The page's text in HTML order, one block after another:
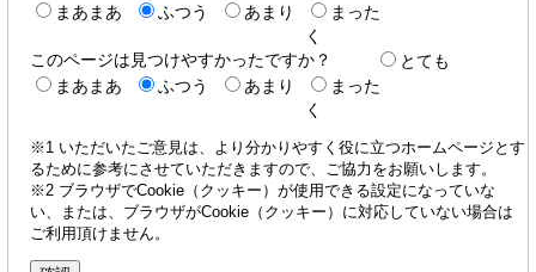
まあまあ
ふつう あまり
まった
く
このページは見つけやすかったですか？
とても
まあまあ
ふつう あまり
まった
く
※1 いただいたご意見は、より分かりやすく役に立つホームページとす
るために参考にさせていただきますので、ご協力をお願いします。
※2 ブラウザでCookie（クッキー）が使用できる設定になっていな
い、または、ブラウザがCookie（クッキー）に対応していない場合は
ご利用頂けません。